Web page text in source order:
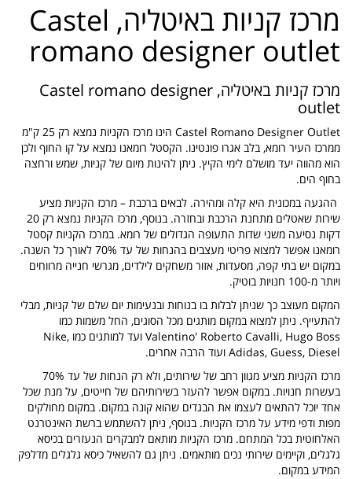
מרכז קניות באיטליה, Castel
romano designer outlet
מרכז קניות באיטליה, Castel romano designer
outlet
Castel Romano Designer Outlet הינו מרכז הקניות נמצא רק 25 ק"מ
ממרכז העיר רומא, בלב אגרו פונטינו. הקסטל רומאנו נמצא על קו החוף ולכן
הוא מהווה יעד מושלם לימי הקיץ. ניתן להינות מיום של קניות, שמש ורחצה
בחוף הים.
ההגעה במכונית היא קלה ומהירה. לבאים ברכבת – מרכז הקניות מציע
שירות שאטלים מתחנת הרכבת ובחזרה. בנוסף, מרכז הקניות נמצא רק 20
דקות נסיעה משני שדות התעופה הגדולים של רומא. במרכז הקניות קסטל
רומאנו אפשר למצוא פריטי מעצבים בהנחות של עד 70% לאורך כל השנה.
במקום יש בתי קפה, מסעדות, אזור משחקים לילדים, מגרשי חנייה מרווחים
ויותר מ-100 חנויות בוטיק.
המקום מעוצב כך שניתן לבלות בו בנוחות ובנעימות יום שלם של קניות, מבלי
להתעייף. ניתן למצוא במקום מותגים מכל הסוגים, החל משמות כמו
Valentino' Roberto Cavalli, Hugo Boss ועד למותגים כמו Nike,
Adidas, Guess, Diesel ועוד הרבה אחרים.
מרכז הקניות מציע מגוון רחב של שירותים, ולא רק הנחות של עד 70%
בעשרות חנויות. במקום אפשר להעזר בשירותיהם של חייטים, על מנת שכל
אחד יוכל להתאים לעצמו את הבגדים שהוא קונה במקום. במקום מחולקים
מפות ודפי מידע על מרכז הקניות. בנוסף, ניתן להשתמש ברשת האינטרנט
האלחוטית בכל המתחם. מרכז הקניות מותאם למבקרים הנעזרים בכיסא
גלגלים, וקיימים שירותי נכים מותאמים. ניתן גם להשאיל כיסא גלגלים מדלפק
המידע במקום.